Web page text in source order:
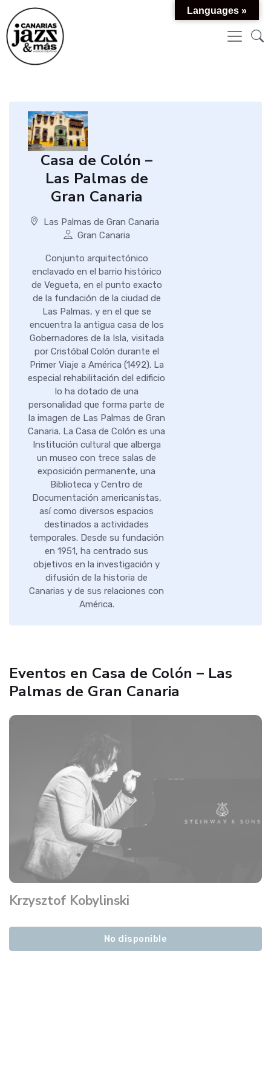
Casa de Colón –
Las Palmas de
Gran Canaria
Las Palmas de Gran Canaria
Gran Canaria
Conjunto arquitectónico
enclavado en el barrio histórico
de Vegueta, en el punto exacto
de la fundación de la ciudad de
Las Palmas, y en el que se
encuentra la antigua casa de los
Gobernadores de la Isla, visitada
por Cristóbal Colón durante el
Primer Viaje a América (1492). La
especial rehabilitación del edificio
lo ha dotado de una
personalidad que forma parte de
la imagen de Las Palmas de Gran
Canaria. La Casa de Colón es una
Institución cultural que alberga
un museo con trece salas de
exposición permanente, una
Biblioteca y Centro de
Documentación americanistas,
así como diversos espacios
destinados a actividades
temporales. Desde su fundación
en 1951, ha centrado sus
objetivos en la investigación y
difusión de la historia de
Canarias y de sus relaciones con
América.
Eventos en Casa de Colón – Las
Palmas de Gran Canaria
Krzysztof Kobylinski
No disponible
Languages »